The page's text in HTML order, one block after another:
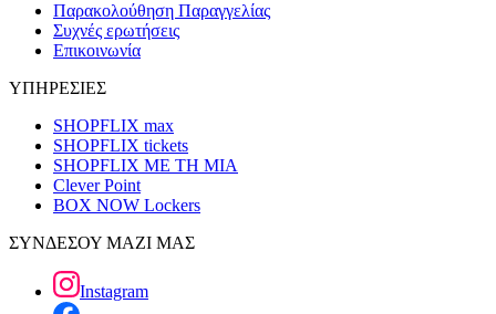
Παρακολούθηση Παραγγελίας
Συχνές ερωτήσεις
Επικοινωνία
ΥΠΗΡΕΣΙΕΣ
SHOPFLIX max
SHOPFLIX tickets
SHOPFLIX ΜΕ ΤΗ ΜΙΑ
Clever Point
BOX NOW Lockers
ΣΥΝΔΕΣΟΥ ΜΑΖΙ ΜΑΣ
Instagram